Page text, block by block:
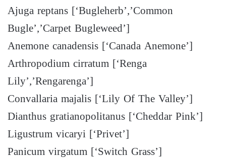
Ajuga reptans [‘Bugleherb’,’Common
Bugle’,’Carpet Bugleweed’]
Anemone canadensis [‘Canada Anemone’]
Arthropodium cirratum [‘Renga
Lily’,’Rengarenga’]
Convallaria majalis [‘Lily Of The Valley’]
Dianthus gratianopolitanus [‘Cheddar Pink’]
Ligustrum vicaryi [‘Privet’]
Panicum virgatum [‘Switch Grass’]